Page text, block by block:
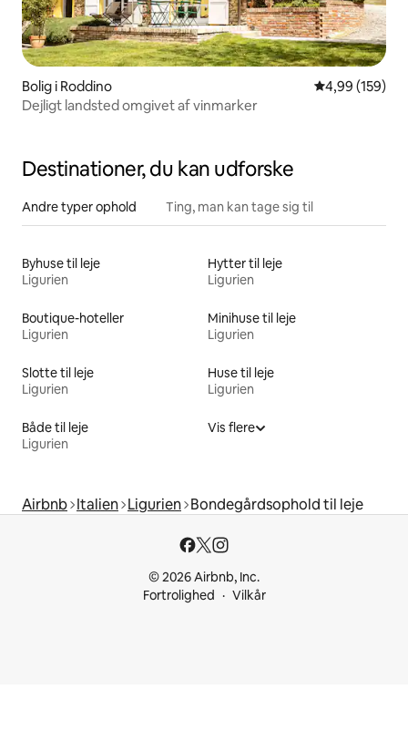
Bolig i Roddino 4,99 ud af 5 i
4,99 (159)
Dejligt landsted omgivet af vinmarker
Destinationer, du kan udforske
Andre typer ophold Ting, man kan tage sig til
Byhuse til leje
Ligurien
Hytter til leje
Ligurien
Boutique-hoteller
Ligurien
Minihuse til leje
Ligurien
Slotte til leje
Ligurien
Huse til leje
Ligurien
Både til leje
Ligurien
Vis flere
Airbnb Italien Ligurien Bondegårdsophold til leje
© 2026 Airbnb, Inc.
Fortrolighed
Vilkår